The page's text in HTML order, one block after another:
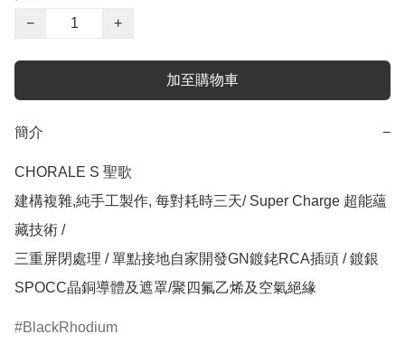
−
+
加至購物車
簡介 −
CHORALE S 聖歌
建構複雜,純手工製作, 每對耗時三天/ Super Charge 超能蘊
藏技術 /
三重屏閉處理 / 單點接地自家開發GN鍍銠RCA插頭 / 鍍銀
BlackRhodium